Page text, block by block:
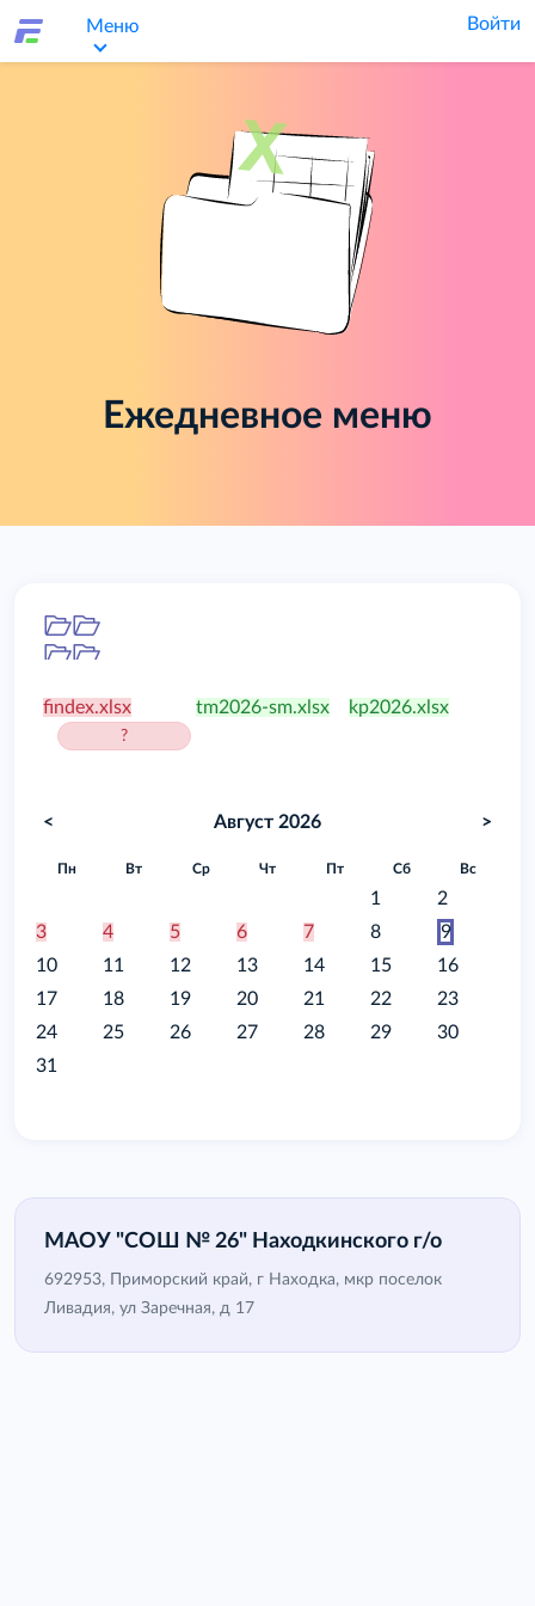
Меню Войти
Ежедневное меню
findex.xlsx
?
tm2026-sm.xlsx kp2026.xlsx
< Август 2026 >
Пн Вт Ср Чт Пт Сб Вс
1
2
3
4 5 6 7 8
9
10
11 12 13 14 15
16
17
18 19 20 21 22
23
24
25 26 27 28 29
30
31
МАОУ "СОШ № 26" Находкинского г/о
692953, Приморский край, г Находка, мкр поселок
Ливадия, ул Заречная, д 17